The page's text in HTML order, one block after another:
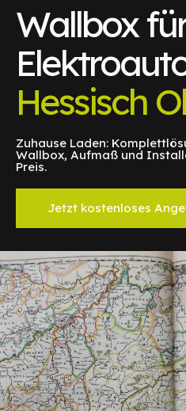
Wallbox
Hessisch
Zuhause Laden:
Wallbox, Aufmaß und
Preis.
Jetzt kostenloses